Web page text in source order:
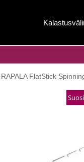
RAPALA FlatStick